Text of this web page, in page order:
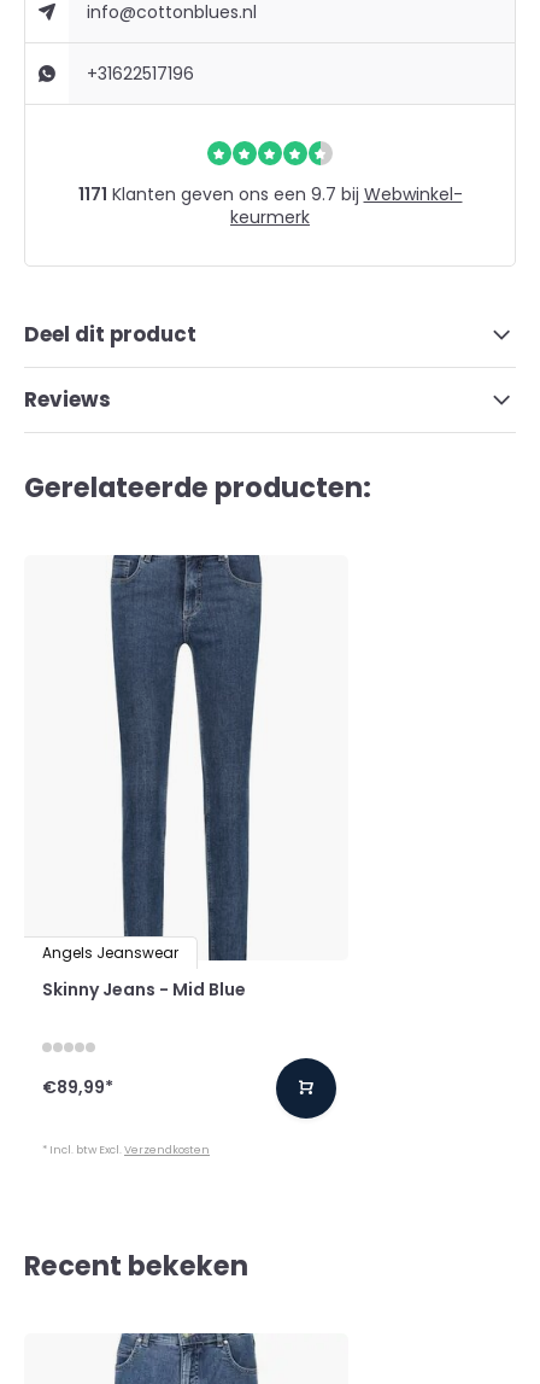
info@cottonblues.nl
+31622517196
1171 Klanten geven ons een 9.7 bij Webwinkel-
keurmerk
Deel dit product
Reviews
Gerelateerde producten:
Angels Jeanswear
Skinny Jeans - Mid Blue
€89,99*
* Incl. btw Excl.Verzendkosten
Recent bekeken